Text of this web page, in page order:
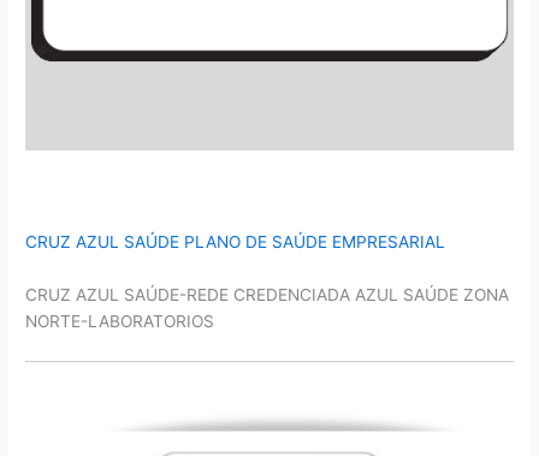
CRUZ AZUL SAÚDE PLANO DE SAÚDE EMPRESARIAL
CRUZ AZUL SAÚDE-REDE CREDENCIADA AZUL SAÚDE ZONA
NORTE-LABORATORIOS